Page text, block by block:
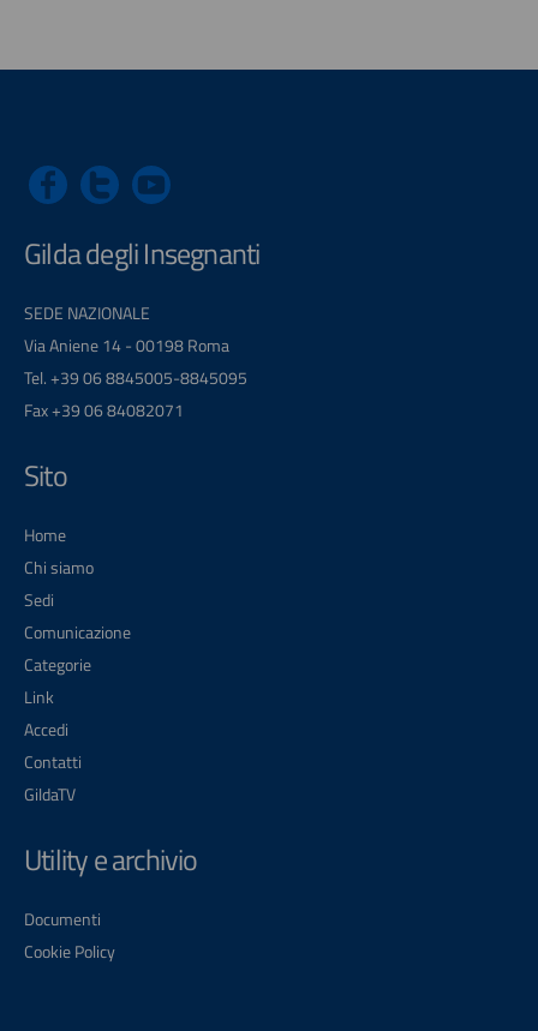
Gilda degli Insegnanti
SEDE NAZIONALE
Via Aniene 14 - 00198 Roma
Tel. +39 06 8845005-8845095
Fax +39 06 84082071
Sito
Home
Chi siamo
Sedi
Comunicazione
Categorie
Link
Accedi
Contatti
GildaTV
Utility e archivio
Documenti
Cookie Policy